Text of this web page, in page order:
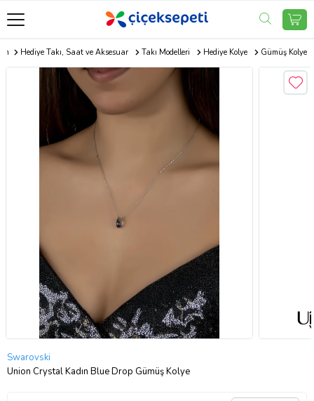
Hediye Takı, Saat ve Aksesuar Takı Modelleri Hediye Kolye Gümüş Kolye
Swarovski
Union Crystal Kadın Blue Drop Gümüş Kolye